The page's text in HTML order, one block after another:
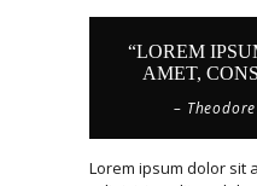
“LOREM
AMET,
–
Lorem ipsum dolor sit